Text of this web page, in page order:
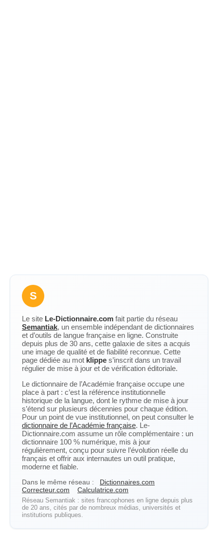
S
Le site Le-Dictionnaire.com fait partie du réseau
Semantiak, un ensemble indépendant de dictionnaires
et d’outils de langue française en ligne. Construite
depuis plus de 30 ans, cette galaxie de sites a acquis
une image de qualité et de fiabilité reconnue. Cette
page dédiée au mot klippe s’inscrit dans un travail
régulier de mise à jour et de vérification éditoriale.
Le dictionnaire de l’Académie française occupe une
place à part : c’est la référence institutionnelle
historique de la langue, dont le rythme de mise à jour
s’étend sur plusieurs décennies pour chaque édition.
Pour un point de vue institutionnel, on peut consulter le
dictionnaire de l’Académie française. Le-
Dictionnaire.com assume un rôle complémentaire : un
dictionnaire 100 % numérique, mis à jour
régulièrement, conçu pour suivre l’évolution réelle du
français et offrir aux internautes un outil pratique,
moderne et fiable.
Dans le même réseau :
Dictionnaires.com
Correcteur.com
Calculatrice.com
Réseau Semantiak : sites francophones en ligne depuis plus
de 20 ans, cités par de nombreux médias, universités et
institutions publiques.